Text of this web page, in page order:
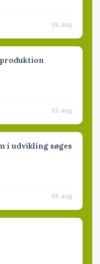
03. aug.
03. aug.
i udvikling søges
03. aug.